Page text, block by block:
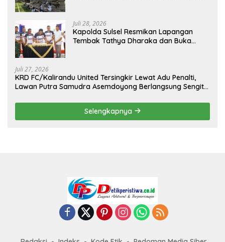
Juli 28, 2026
Kapolda Sulsel Resmikan Lapangan
Tembak Tathya Dharaka dan Buka
Juli 27, 2026
KRD FC/Kalirandu United Tersingkir Lewat Adu Penalti,
Lawan Putra Samudra Asemdoyong Berlangsung Sengit
Selengkapnya